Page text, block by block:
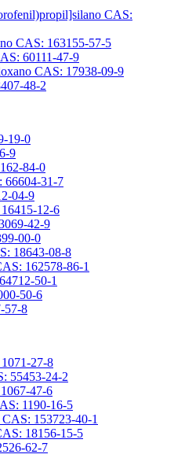
CAS:
CAS: 163155-57-5
60111-47-9
CAS: 17938-09-9
48-2
19-0
9
84-0
66604-31-7
04-9
12-6
42-9
00-0
18643-08-8
162578-86-1
50-1
50-6
57-8
27-8
55453-24-2
47-6
1190-16-5
153723-40-1
18156-15-5
62-7